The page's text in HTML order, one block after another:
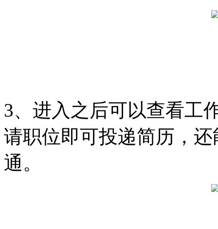
3、进入之后可以查看工
请职位即可投递简历，
通。